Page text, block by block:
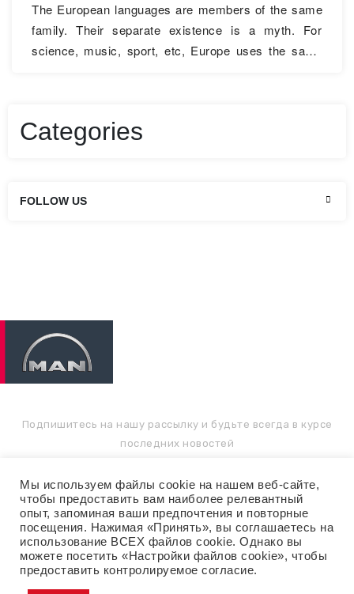
The European languages are members of the same
family. Their separate existence is a myth. For
science, music, sport, etc, Europe uses the same
more simple and regular than the existing European
Categories
FOLLOW US
Подпишитесь на нашу рассылку и будьте всегда в курсе
последних новостей
Мы используем файлы cookie на нашем веб-сайте,
чтобы предоставить вам наиболее релевантный
опыт, запоминая ваши предпочтения и повторные
посещения. Нажимая «Принять», вы соглашаетесь на
использование ВСЕХ файлов cookie. Однако вы
можете посетить «Настройки файлов cookie», чтобы
предоставить контролируемое согласие.